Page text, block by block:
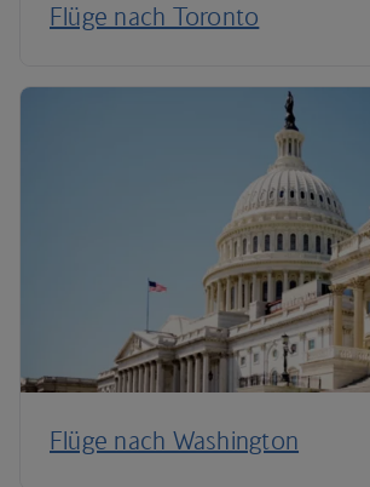
Flüge nach Toronto
Flüge nach Washington